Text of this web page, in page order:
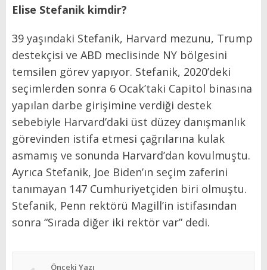
Elise Stefanik kimdir?
39 yaşındaki Stefanik, Harvard mezunu, Trump
destekçisi ve ABD meclisinde NY bölgesini
temsilen görev yapıyor. Stefanik, 2020’deki
seçimlerden sonra 6 Ocak’taki Capitol binasına
yapılan darbe girişimine verdiği destek
sebebiyle Harvard’daki üst düzey danışmanlık
görevinden istifa etmesi çağrılarına kulak
asmamış ve sonunda Harvard’dan kovulmuştu.
Ayrıca Stefanik, Joe Biden’ın seçim zaferini
tanımayan 147 Cumhuriyetçiden biri olmuştu.
Stefanik, Penn rektörü Magill’in istifasından
sonra “Sırada diğer iki rektör var” dedi.
Önceki Yazı